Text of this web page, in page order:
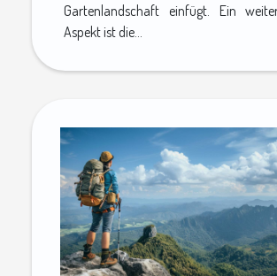
Gartenlandschaft einfügt. Ein
Aspekt ist die...